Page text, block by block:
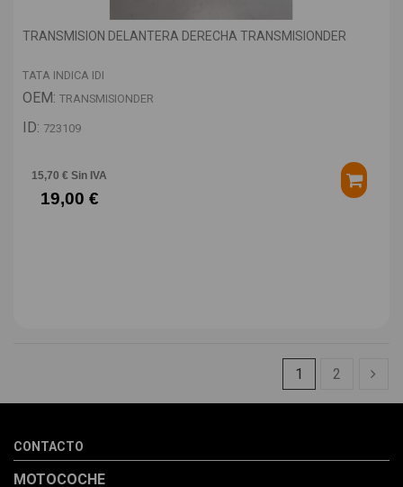
TRANSMISION DELANTERA DERECHA TRANSMISIONDER
TATA INDICA IDI
OEM: TRANSMISIONDER
ID: 723109
15,70 € Sin IVA
19,00 €
1 2
CONTACTO
MOTOCOCHE